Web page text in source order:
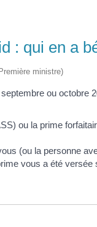
: qui en a
ministre)
ou octobre
ou la prime
(ou la personne
vous a été